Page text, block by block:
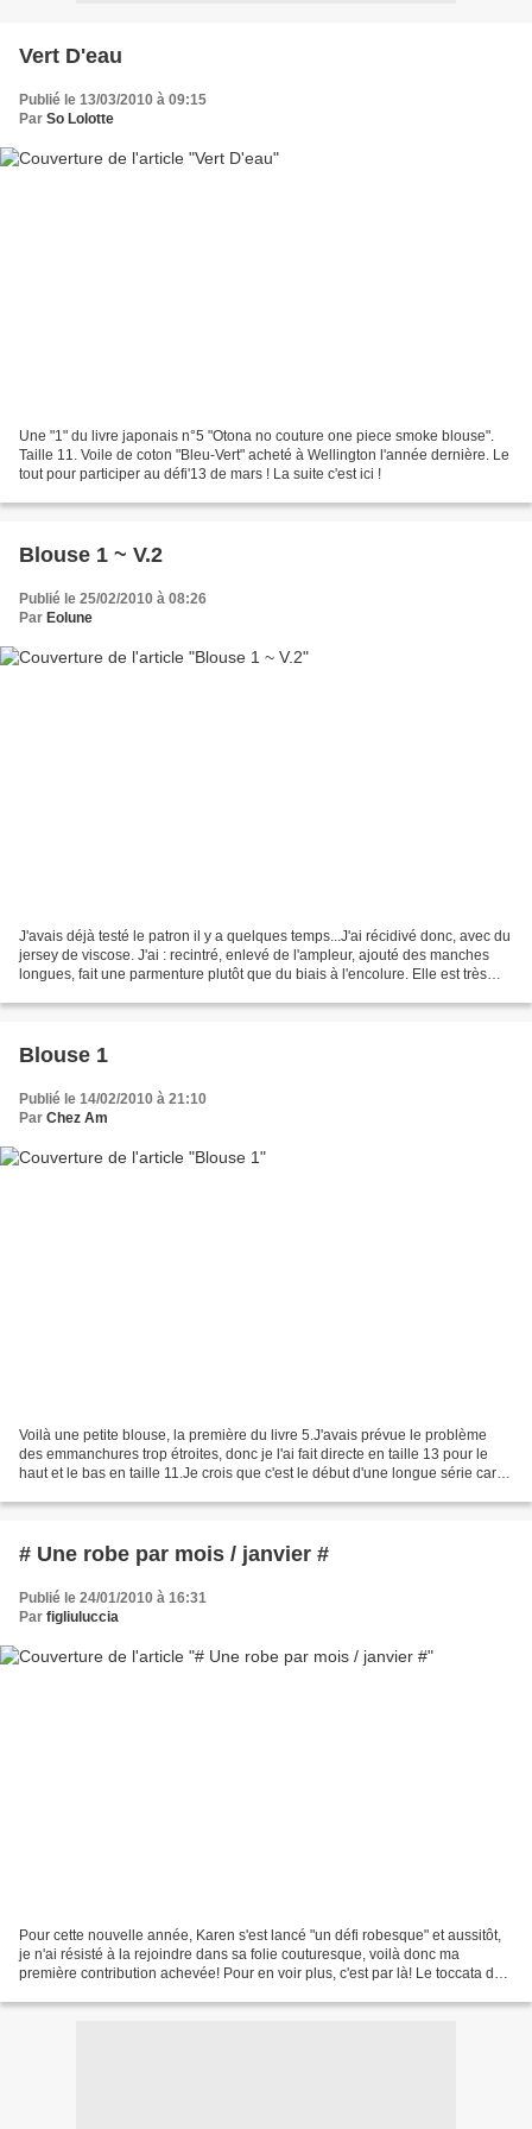
Vert D'eau
Publié le 13/03/2010 à 09:15
Par So Lolotte
Une "1" du livre japonais n°5 "Otona no couture one piece smoke blouse".
Taille 11. Voile de coton "Bleu-Vert" acheté à Wellington l'année dernière. Le
tout pour participer au défi'13 de mars ! La suite c'est ici !
Blouse 1 ~ V.2
Publié le 25/02/2010 à 08:26
Par Eolune
J'avais déjà testé le patron il y a quelques temps...J'ai récidivé donc, avec du
jersey de viscose. J'ai : recintré, enlevé de l'ampleur, ajouté des manches
longues, fait une parmenture plutôt que du biais à l'encolure. Elle est très
Blouse 1
Publié le 14/02/2010 à 21:10
Par Chez Am
Voilà une petite blouse, la première du livre 5.J'avais prévue le problème
des emmanchures trop étroites, donc je l'ai fait directe en taille 13 pour le
haut et le bas en taille 11.Je crois que c'est le début d'une longue série car
# Une robe par mois / janvier #
Publié le 24/01/2010 à 16:31
Par figliuluccia
Pour cette nouvelle année, Karen s'est lancé "un défi robesque" et aussitôt,
je n'ai résisté à la rejoindre dans sa folie couturesque, voilà donc ma
première contribution achevée! Pour en voir plus, c'est par là! Le toccata de